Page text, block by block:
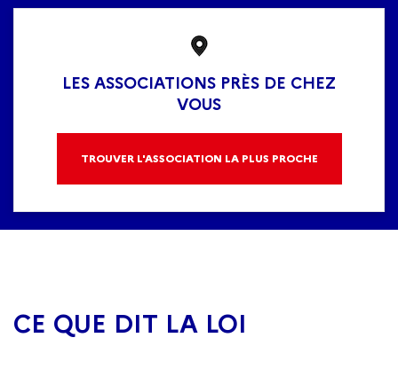
LES ASSOCIATIONS PRÈS DE CHEZ
VOUS
TROUVER L'ASSOCIATION LA PLUS PROCHE
CE QUE DIT LA LOI